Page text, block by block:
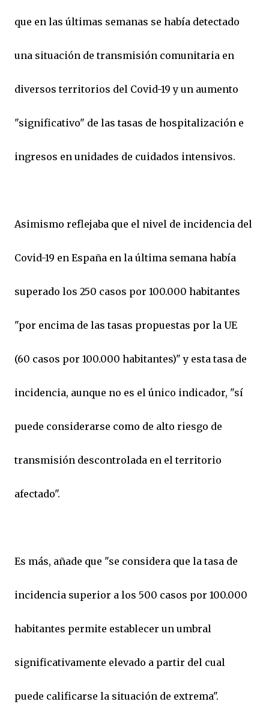
que en las últimas semanas se había detectado
una situación de transmisión comunitaria en
diversos territorios del Covid-19 y un aumento
"significativo" de las tasas de hospitalización e
ingresos en unidades de cuidados intensivos.
Asimismo reflejaba que el nivel de incidencia del
Covid-19 en España en la última semana había
superado los 250 casos por 100.000 habitantes
"por encima de las tasas propuestas por la UE
(60 casos por 100.000 habitantes)" y esta tasa de
incidencia, aunque no es el único indicador, "sí
puede considerarse como de alto riesgo de
transmisión descontrolada en el territorio
afectado".
Es más, añade que "se considera que la tasa de
incidencia superior a los 500 casos por 100.000
habitantes permite establecer un umbral
significativamente elevado a partir del cual
puede calificarse la situación de extrema".